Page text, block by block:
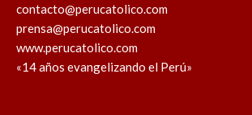
contacto@perucatolico.com
prensa@perucatolico.com
www.perucatolico.com
«14 años evangelizando el Perú»